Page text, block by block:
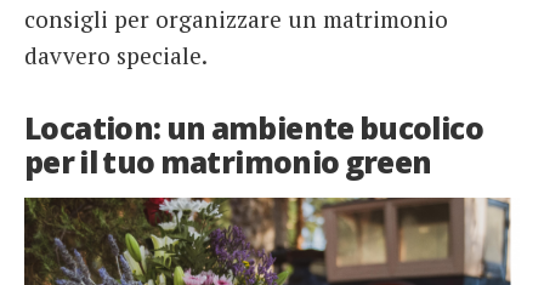
consigli per organizzare un matrimonio
davvero speciale.
Location: un ambiente bucolico
per il tuo matrimonio green